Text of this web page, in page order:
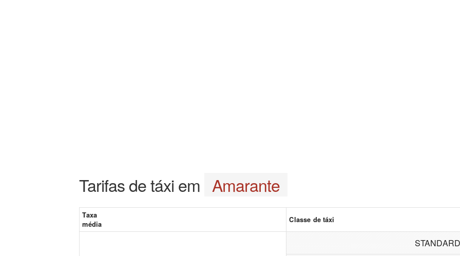
Tarifas de táxi em Amarante
Taxa
média
Classe de táxi